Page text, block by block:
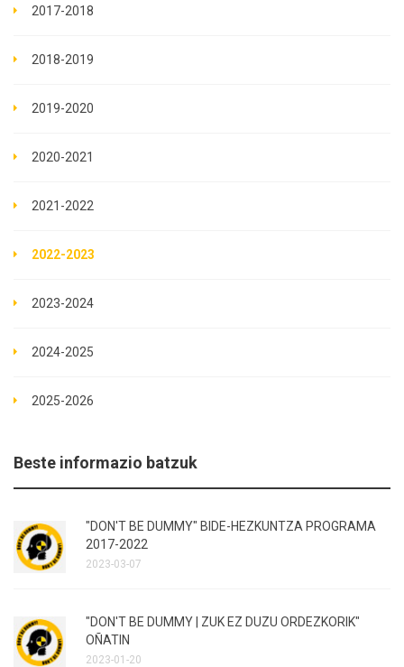
2017-2018
2018-2019
2019-2020
2020-2021
2021-2022
2022-2023
2023-2024
2024-2025
2025-2026
Beste informazio batzuk
"DON'T BE DUMMY" BIDE-HEZKUNTZA PROGRAMA
2017-2022
2023-03-07
"DON'T BE DUMMY | ZUK EZ DUZU ORDEZKORIK"
OÑATIN
2023-01-20